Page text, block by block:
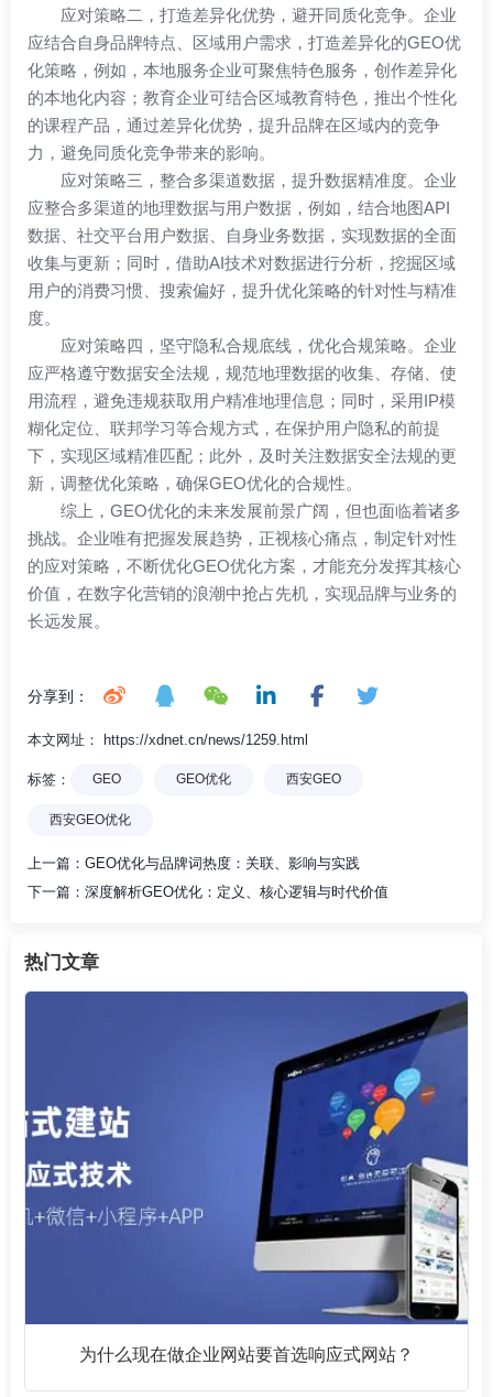
应对策略二，打造差异化优势，避开同质化竞争。企业
应结合自身品牌特点、区域用户需求，打造差异化的GEO优
化策略，例如，本地服务企业可聚焦特色服务，创作差异化
的本地化内容；教育企业可结合区域教育特色，推出个性化
的课程产品，通过差异化优势，提升品牌在区域内的竞争
力，避免同质化竞争带来的影响。
应对策略三，整合多渠道数据，提升数据精准度。企业
应整合多渠道的地理数据与用户数据，例如，结合地图API
数据、社交平台用户数据、自身业务数据，实现数据的全面
收集与更新；同时，借助AI技术对数据进行分析，挖掘区域
用户的消费习惯、搜索偏好，提升优化策略的针对性与精准
度。
应对策略四，坚守隐私合规底线，优化合规策略。企业
应严格遵守数据安全法规，规范地理数据的收集、存储、使
用流程，避免违规获取用户精准地理信息；同时，采用IP模
糊化定位、联邦学习等合规方式，在保护用户隐私的前提
下，实现区域精准匹配；此外，及时关注数据安全法规的更
新，调整优化策略，确保GEO优化的合规性。
综上，GEO优化的未来发展前景广阔，但也面临着诸多
挑战。企业唯有把握发展趋势，正视核心痛点，制定针对性
的应对策略，不断优化GEO优化方案，才能充分发挥其核心
价值，在数字化营销的浪潮中抢占先机，实现品牌与业务的
长远发展。
分享到：
本文网址： https://xdnet.cn/news/1259.html
标签： GEO GEO优化 西安GEO
西安GEO优化
上一篇： GEO优化与品牌词热度：关联、影响与实践
下一篇： 深度解析GEO优化：定义、核心逻辑与时代价值
热门文章
为什么现在做企业网站要首选响应式网站？